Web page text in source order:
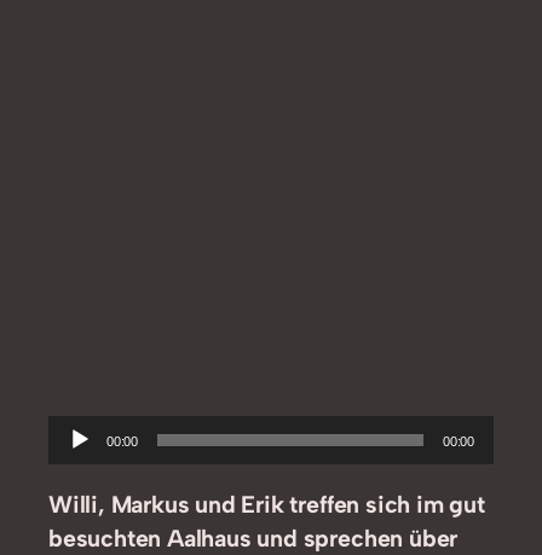
Audio-
Player
00:00 00:00
Willi, Markus und Erik treffen sich im gut
besuchten Aalhaus und sprechen über